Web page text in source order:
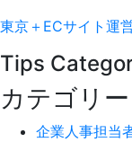
東京＋ECサイト運
Tips
カテゴリー
企業人事担当